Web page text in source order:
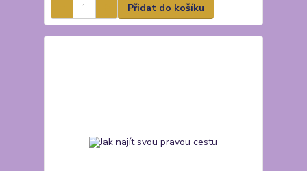
Přidat do košíku